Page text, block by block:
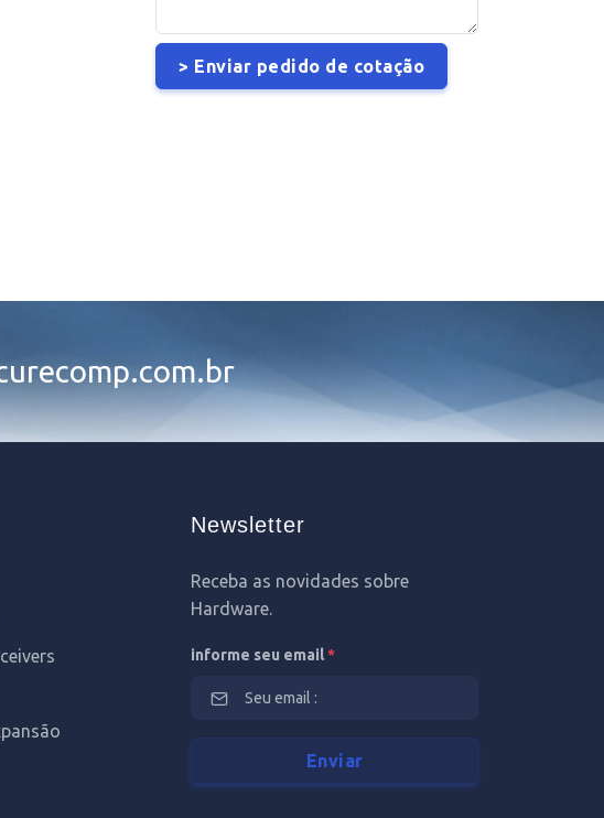
Newsletter
Receba as novidades sobre
Hardware.
informe seu email*